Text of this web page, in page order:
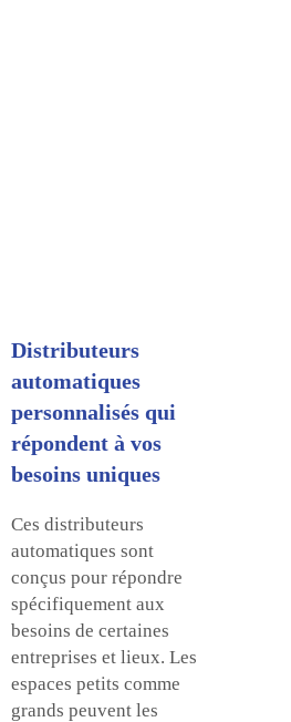
Distributeurs
automatiques
personnalisés qui
répondent à vos
besoins uniques
Ces distributeurs
automatiques sont
conçus pour répondre
spécifiquement aux
besoins de certaines
entreprises et lieux. Les
espaces petits comme
grands peuvent les